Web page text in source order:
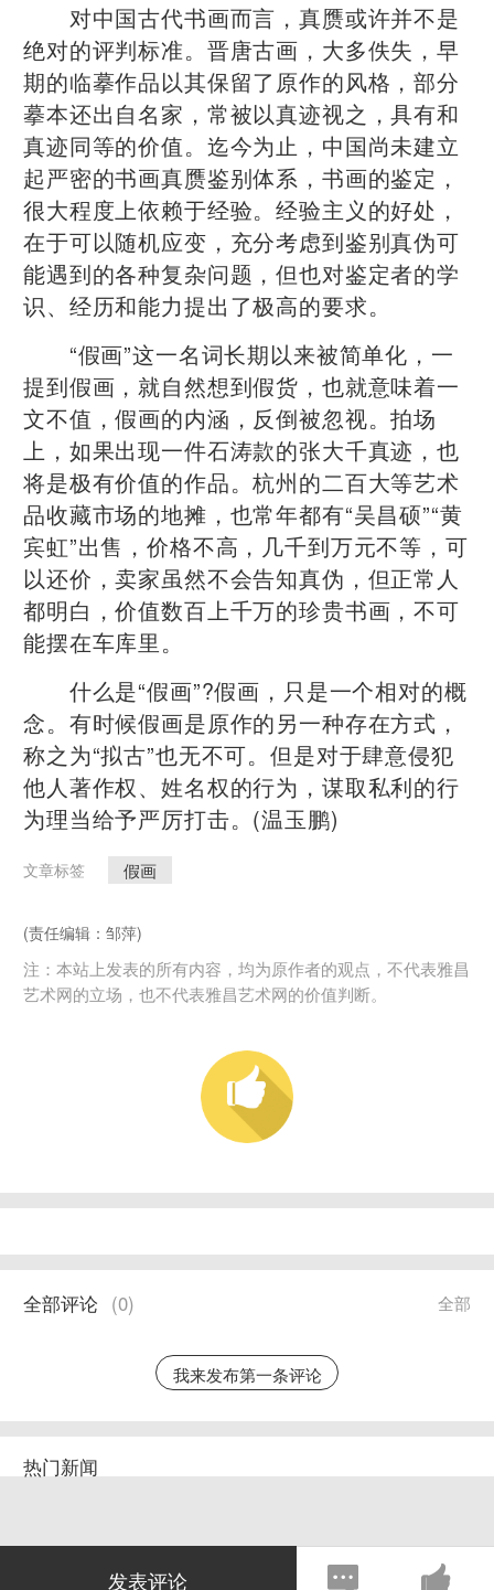
对中国古代书画而言，真赝或许并不是
绝对的评判标准。晋唐古画，大多佚失，早
期的临摹作品以其保留了原作的风格，部分
摹本还出自名家，常被以真迹视之，具有和
真迹同等的价值。迄今为止，中国尚未建立
起严密的书画真赝鉴别体系，书画的鉴定，
很大程度上依赖于经验。经验主义的好处，
在于可以随机应变，充分考虑到鉴别真伪可
能遇到的各种复杂问题，但也对鉴定者的学
识、经历和能力提出了极高的要求。
“假画”这一名词长期以来被简单化，一
提到假画，就自然想到假货，也就意味着一
文不值，假画的内涵，反倒被忽视。拍场
上，如果出现一件石涛款的张大千真迹，也
将是极有价值的作品。杭州的二百大等艺术
品收藏市场的地摊，也常年都有“吴昌硕”“黄
宾虹”出售，价格不高，几千到万元不等，可
以还价，卖家虽然不会告知真伪，但正常人
都明白，价值数百上千万的珍贵书画，不可
能摆在车库里。
什么是“假画”?假画，只是一个相对的概
念。有时候假画是原作的另一种存在方式，
称之为“拟古”也无不可。但是对于肆意侵犯
他人著作权、姓名权的行为，谋取私利的行
为理当给予严厉打击。(温玉鹏)
文章标签 假画
(责任编辑：邹萍)
注：本站上发表的所有内容，均为原作者的观点，不代表雅昌
艺术网的立场，也不代表雅昌艺术网的价值判断。
全部
全部评论 (0)
我来发布第一条评论
热门新闻
发表评论